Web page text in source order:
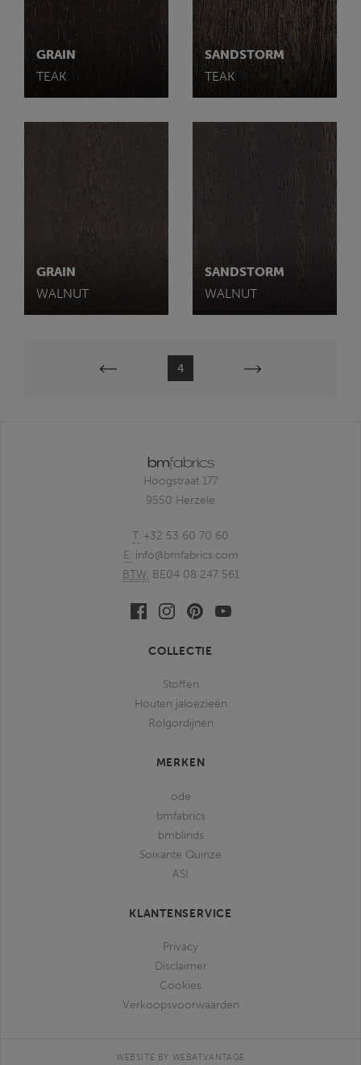
GRAIN
TEAK
SANDSTORM
TEAK
GRAIN
WALNUT
SANDSTORM
WALNUT
Vorige 4 Volgende
Hoogstraat 177
9550 Herzele
T: +32 53 60 70 60
E: info@bmfabrics.com
BTW: BE04 08 247 561
FacebookLinkedinPinterestYoutube
COLLECTIE
Stoffen
Houten jaloezieën
Rolgordijnen
MERKEN
ode
bmfabrics
bmblinds
Soixante Quinze
ASI
KLANTENSERVICE
Privacy
Disclaimer
Cookies
Verkoopsvoorwaarden
WEBSITE BY WEBATVANTAGE